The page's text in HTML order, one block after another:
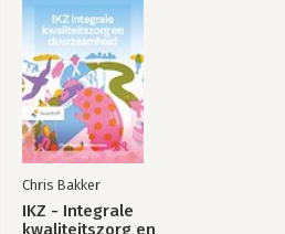
Chris Bakker
IKZ - Integrale